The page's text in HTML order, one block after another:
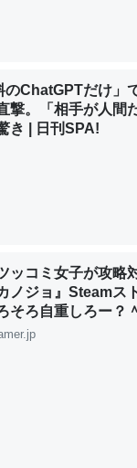
の大問題＝「昆虫はなぜ
４年。でたまに覗い
置情報を共有してる
方の父67歳と僕。ITツ
8を設定中でし
時間を日数にする
方の父67歳と僕。ITツー
ChatGPTだけ」
撃。「相手が人間
き | 日刊SPA!
ッコミ女子が攻略
ノジョ』Steamス
そろ自重しろー？
思議ちゃん女子